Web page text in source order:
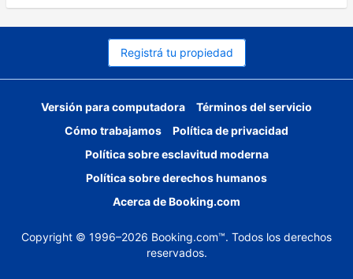
Registrá tu propiedad
Versión para computadora
Términos del servicio
Cómo trabajamos
Política de privacidad
Política sobre esclavitud moderna
Política sobre derechos humanos
Acerca de Booking.com
Copyright © 1996–2026 Booking.com™. Todos los derechos
reservados.